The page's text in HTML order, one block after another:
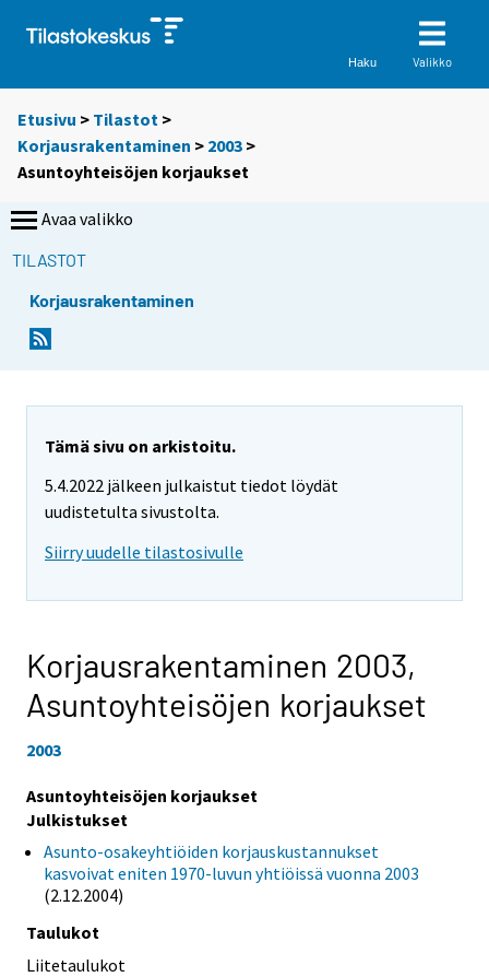
Haku Valikko
Etusivu > Tilastot >
Korjausrakentaminen > 2003 >
Asuntoyhteisöjen korjaukset
Avaa valikko
TILASTOT
Korjausrakentaminen
Tämä sivu on arkistoitu.
5.4.2022 jälkeen julkaistut tiedot löydät
uudistetulta sivustolta.
Siirry uudelle tilastosivulle
Korjausrakentaminen 2003,
Asuntoyhteisöjen korjaukset
2003
Asuntoyhteisöjen korjaukset
Julkistukset
Asunto-osakeyhtiöiden korjauskustannukset
kasvoivat eniten 1970-luvun yhtiöissä vuonna 2003
(2.12.2004)
Taulukot
Liitetaulukot